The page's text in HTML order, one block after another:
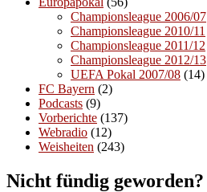
Championsleague 2006/07
Championsleague 2010/11
Championsleague 2011/12
Championsleague 2012/13
UEFA Pokal 2007/08 (14)
FC Bayern (2)
Podcasts (9)
Vorberichte (137)
Webradio (12)
Weisheiten (243)
Nicht fündig geworden?